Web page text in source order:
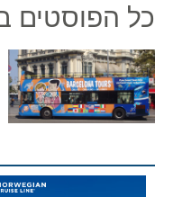
כל הפוסטים